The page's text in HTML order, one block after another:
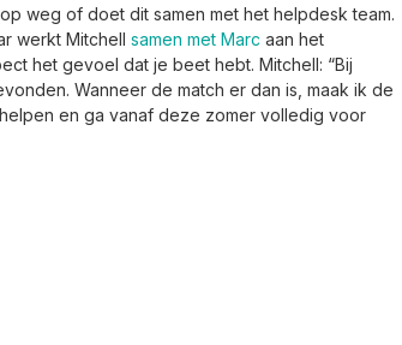
weg of doet dit samen met het helpdesk team.
werkt Mitchell samen met Marc aan het
het gevoel dat je beet hebt. Mitchell: “Bij
Wanneer de match er dan is, maak ik de
en ga vanaf deze zomer volledig voor